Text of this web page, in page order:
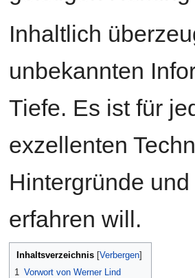
Inhaltlich
unbekannten
Tiefe. Es ist für
exzellenten
Hintergründe
erfahren will.
Inhaltsverzeichnis[Verbergen]
1 Vorwort von Werner Lind